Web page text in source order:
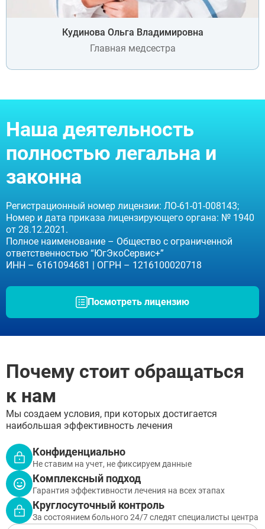
Кудинова Ольга Владимировна
Главная медсестра
Наша деятельность
полностью легальна и
законна
Регистрационный номер лицензии: ЛО-61-01-008143;
Номер и дата приказа лицензирующего органа: № 1940
от 28.12.2021.
Полное наименование – Общество с ограниченной
ответственностью “ЮгЭкоСервис+”
ИНН – 6161094681 | ОГРН – 1216100020718
Посмотреть лицензию
Почему стоит обращаться
к нам
Мы создаем условия, при которых достигается
наибольшая эффективность лечения
Конфиденциально
Не ставим на учет, не фиксируем данные
Комплексный подход
Гарантия эффективности лечения на всех этапах
Круглосуточный контроль
За состоянием больного 24/7 следят специалисты центра
Отправить
Оставляя заявку Вы соглашаетесь с
конфиденциальности
ЗАДАТЬ ВОПРОС
Оставляя заявку Вы соглашаетесь сполитикой
Заполните форму ниже, мы вам
перезвоним
Отправить
Оставляя заявку Вы соглашаетесь с
конфиденциальности
ВЫБРАТЬ ГОРОД